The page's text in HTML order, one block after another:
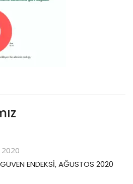
ENDEKSİ, AĞUSTOS 2020